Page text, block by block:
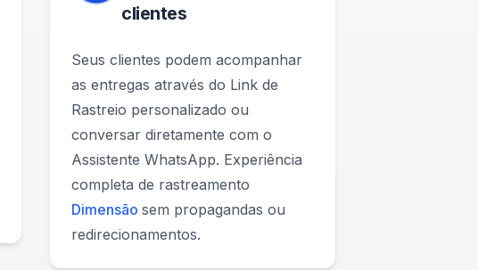
clientes
Seus clientes podem acompanhar
as entregas através do Link de
Rastreio personalizado ou
conversar diretamente com o
Assistente WhatsApp. Experiência
completa de rastreamento
Dimensão sem propagandas ou
redirecionamentos.